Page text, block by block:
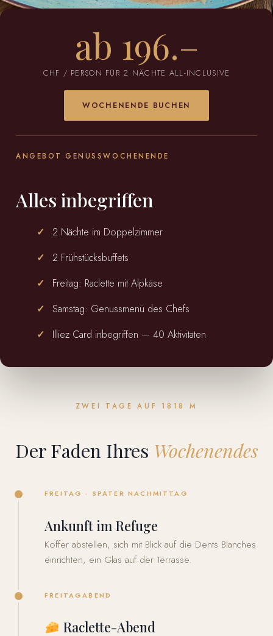
ANGEBOT GENUSSWOCHENENDE
Alles inbegriffen
2 Nächte im Doppelzimmer
2 Frühstücksbuffets
Freitag: Raclette mit Alpkäse
Samstag: Genussmenü des Chefs
Illiez Card inbegriffen — 40 Aktivitäten
ab 196.–
CHF / PERSON FÜR 2 NÄCHTE ALL-INCLUSIVE
WOCHENENDE BUCHEN
ZWEI TAGE AUF 1818 M
Der Faden Ihres Wochenendes
FREITAG · SPÄTER NACHMITTAG
Ankunft im Refuge
Koffer abstellen, sich mit Blick auf die Dents Blanches
einrichten, ein Glas auf der Terrasse.
FREITAGABEND
Raclette-Abend